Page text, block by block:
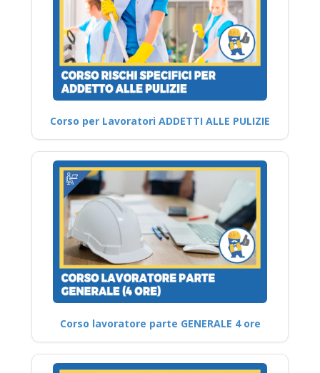
Corso per Lavoratori ADDETTI ALLE PULIZIE
Corso lavoratore parte GENERALE 4 ore